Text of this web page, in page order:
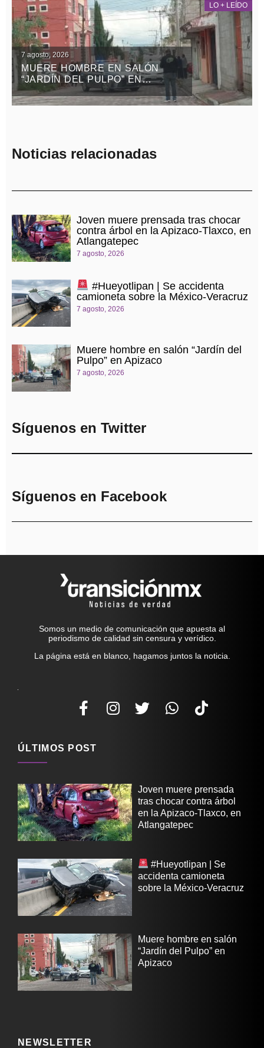
LO + LEÍDO
7 agosto, 2026
MUERE HOMBRE EN SALÓN
“JARDÍN DEL PULPO” EN
APIZACO
Noticias relacionadas
Joven muere prensada tras chocar
contra árbol en la Apizaco-Tlaxco, en
Atlangatepec
7 agosto, 2026
#Hueyotlipan | Se accidenta
camioneta sobre la México-Veracruz
7 agosto, 2026
Muere hombre en salón “Jardín del
Pulpo” en Apizaco
7 agosto, 2026
Síguenos en Twitter
Síguenos en Facebook
Somos un medio de comunicación que apuesta al
periodismo de calidad sin censura y verídico.
La página está en blanco, hagamos juntos la noticia.
ÚLTIMOS POST
Joven muere prensada
tras chocar contra árbol
en la Apizaco-Tlaxco, en
Atlangatepec
#Hueyotlipan | Se
accidenta camioneta
sobre la México-Veracruz
Muere hombre en salón
“Jardín del Pulpo” en
Apizaco
NEWSLETTER